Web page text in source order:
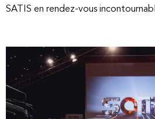
SATIS en rendez-vous